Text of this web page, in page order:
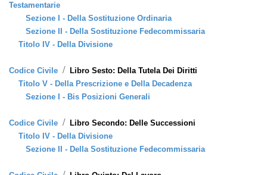
Testamentarie
Sezione I - Della Sostituzione Ordinaria
Sezione II - Della Sostituzione Fedecommissaria
Titolo IV - Della Divisione
Codice Civile / Libro Sesto: Della Tutela Dei Diritti
Titolo V - Della Prescrizione e Della Decadenza
Sezione I - Bis Posizioni Generali
Codice Civile / Libro Secondo: Delle Successioni
Titolo IV - Della Divisione
Sezione II - Della Sostituzione Fedecommissaria